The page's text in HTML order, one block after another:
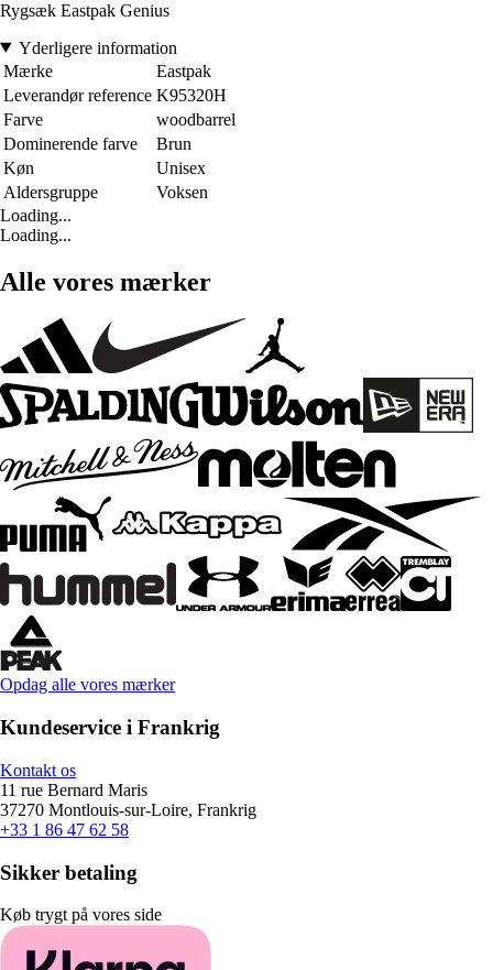
Rygsæk Eastpak Genius
Yderligere information
Mærke
Eastpak
Leverandør reference K95320H
Farve
woodbarrel
Dominerende farve
Brun
Køn
Unisex
Aldersgruppe
Voksen
Loading...
Loading...
Alle vores mærker
Opdag alle vores mærker
Kundeservice i Frankrig
Kontakt os
11 rue Bernard Maris
37270 Montlouis-sur-Loire, Frankrig
+33 1 86 47 62 58
Sikker betaling
Køb trygt på vores side